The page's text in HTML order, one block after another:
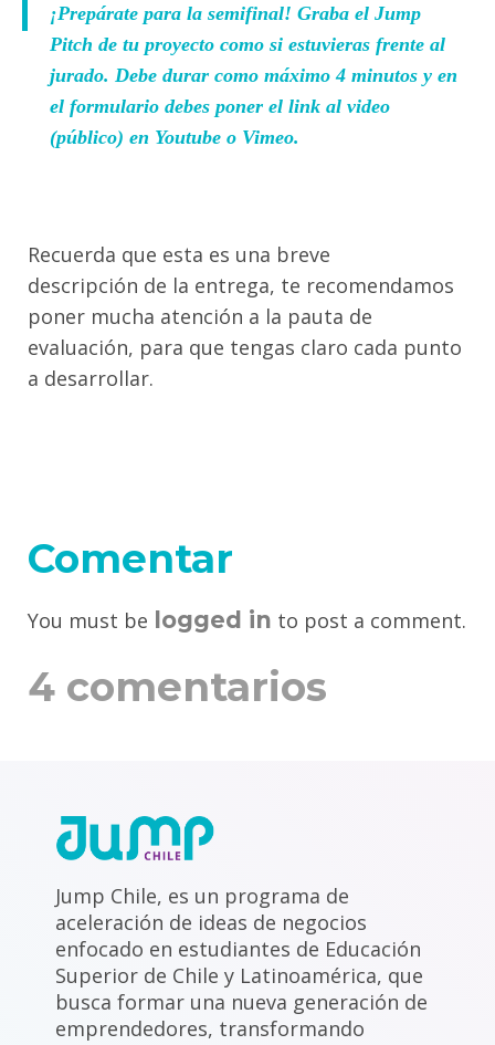
¡Prepárate para la semifinal! Graba el Jump
Pitch de tu proyecto como si estuvieras frente al
jurado. Debe durar como máximo4 minutos y en
el formulario debes poner el link al video
(público) en Youtube o Vimeo.
Recuerda que esta es una breve
descripción de la entrega, te recomendamos
poner mucha atención a la pauta de
evaluación, para que tengas claro cada punto
a desarrollar.
Comentar
You must be logged in to post a comment.
4 comentarios
Jump Chile, es un programa de
aceleración de ideas de negocios
enfocado en estudiantes de Educación
Superior de Chile y Latinoamérica, que
busca formar una nueva generación de
emprendedores, transformando